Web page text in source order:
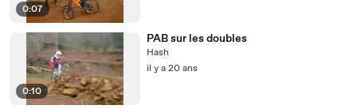
0:07
0:10
PAB sur les doubles
Hash
il y a 20 ans